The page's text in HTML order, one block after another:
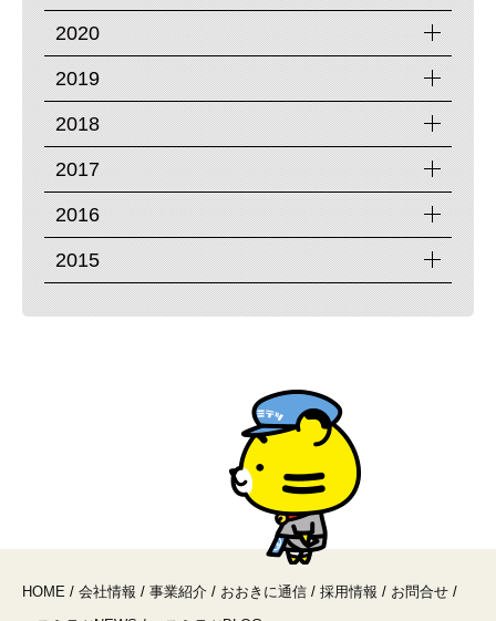
2020
2019
2018
2017
2016
2015
HOME / 会社情報 / 事業紹介 / おおきに通信 / 採用情報 / お問合せ /